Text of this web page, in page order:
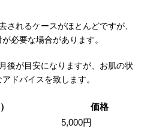
されるケースがほとんどですが、
必要な場合があります。
後が目安になりますが、お肌の状
ドバイスを致します。
価格
5,000円